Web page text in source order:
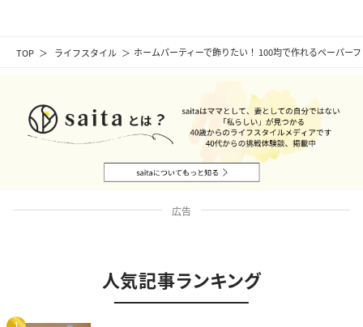
TOP ライフスタイル ホームパーティーで飾りたい！ 100均で作れるペーパー
広告
人気記事ランキング